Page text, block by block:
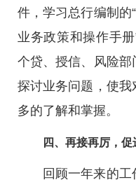
件，学习总行编制的
业务政策和操作手
个贷、授信、风险
探讨业务问题，使
多的了解和掌握。
四、再接再厉，
回顾一年来的工